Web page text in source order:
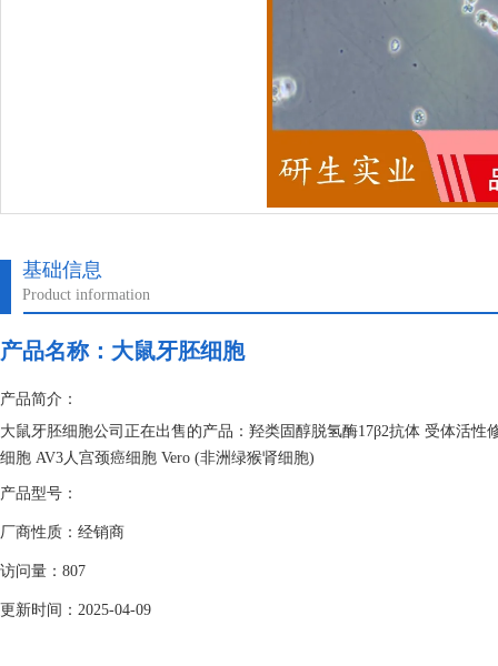
基础信息
Product information
产品名称： 大鼠牙胚细胞
产品简介：
大鼠牙胚细胞公司正在出售的产品：羟类固醇脱氢酶17β2抗体 受体活
细胞 AV3人宫颈癌细胞 Vero (非洲绿猴肾细胞)
产品型号：
厂商性质：经销商
访问量：807
更新时间：2025-04-09